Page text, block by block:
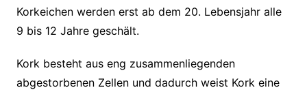
Korkeichen werden erst ab dem 20. Lebensjahr alle
9 bis 12 Jahre geschält.
Kork besteht aus eng zusammenliegenden
abgestorbenen Zellen und dadurch weist Kork eine